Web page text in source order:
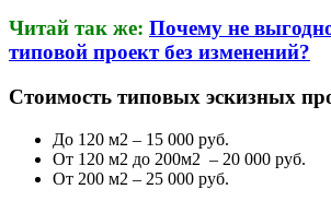
Читай так же: Почему не
типовой проект без изменений?
Стоимость типовых эскизных
До 120 м2 – 15 000 руб.
От 120 м2 до 200м2 – 20 000 руб.
От 200 м2 – 25 000 руб.